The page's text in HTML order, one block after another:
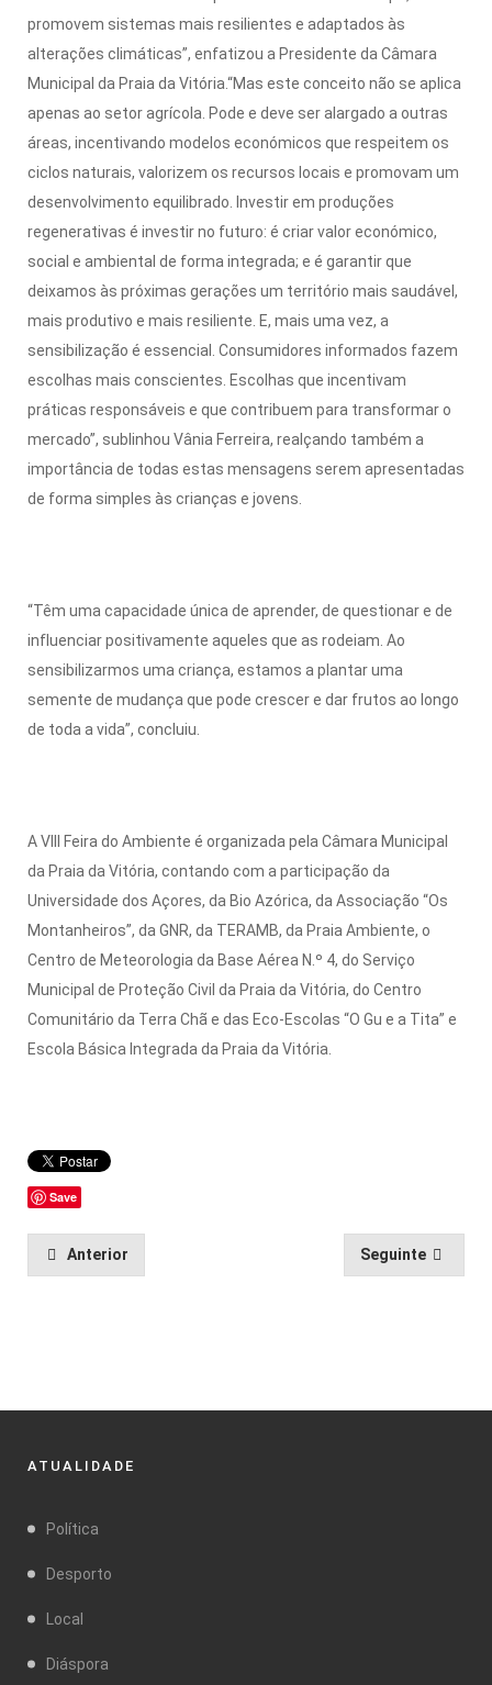
promovem sistemas mais resilientes e adaptados às
alterações climáticas”, enfatizou a Presidente da Câmara
Municipal da Praia da Vitória.“Mas este conceito não se aplica
apenas ao setor agrícola. Pode e deve ser alargado a outras
áreas, incentivando modelos económicos que respeitem os
ciclos naturais, valorizem os recursos locais e promovam um
desenvolvimento equilibrado. Investir em produções
regenerativas é investir no futuro: é criar valor económico,
social e ambiental de forma integrada; e é garantir que
deixamos às próximas gerações um território mais saudável,
mais produtivo e mais resiliente. E, mais uma vez, a
sensibilização é essencial. Consumidores informados fazem
escolhas mais conscientes. Escolhas que incentivam
práticas responsáveis e que contribuem para transformar o
mercado”, sublinhou Vânia Ferreira, realçando também a
importância de todas estas mensagens serem apresentadas
de forma simples às crianças e jovens.
“Têm uma capacidade única de aprender, de questionar e de
influenciar positivamente aqueles que as rodeiam. Ao
sensibilizarmos uma criança, estamos a plantar uma
semente de mudança que pode crescer e dar frutos ao longo
de toda a vida”, concluiu.
A VIII Feira do Ambiente é organizada pela Câmara Municipal
da Praia da Vitória, contando com a participação da
Universidade dos Açores, da Bio Azórica, da Associação “Os
Montanheiros”, da GNR, da TERAMB, da Praia Ambiente, o
Centro de Meteorologia da Base Aérea N.º 4, do Serviço
Municipal de Proteção Civil da Praia da Vitória, do Centro
Comunitário da Terra Chã e das Eco-Escolas “O Gu e a Tita” e
Escola Básica Integrada da Praia da Vitória.
Save
Anterior Seguinte
ATUALIDADE
Política
Desporto
Local
Diáspora